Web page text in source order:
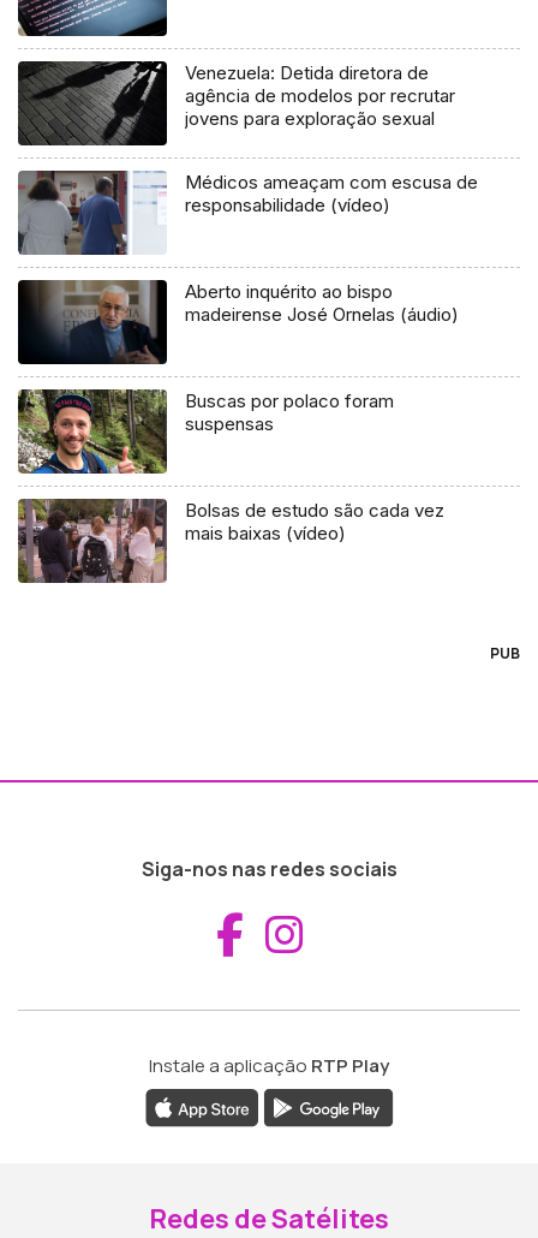
Venezuela: Detida diretora de
agência de modelos por recrutar
jovens para exploração sexual
Médicos ameaçam com escusa de
responsabilidade (vídeo)
Aberto inquérito ao bispo
madeirense José Ornelas (áudio)
Buscas por polaco foram
suspensas
Bolsas de estudo são cada vez
mais baixas (vídeo)
PUB
Siga-nos nas redes sociais
Aceder ao
Instale a aplicação RTP Play
Redes de Satélites